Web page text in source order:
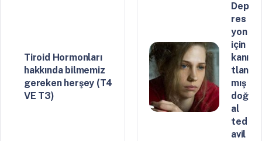
Tiroid Hormonları
hakkında bilmemiz
gereken herşey (T4
VE T3)
Dep
res
yon
için
kanı
tlan
mış
doğ
al
ted
avil